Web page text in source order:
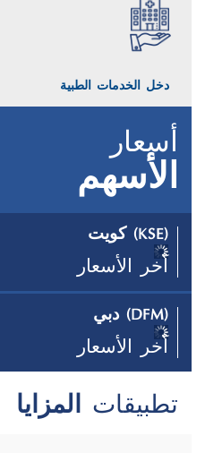
دخل الخدمات الطبية
أسعار
الأسهم
(KSE) كويت
آخر الأسعار
(DFM) دبي
آخر الأسعار
تطبيقات المزايا